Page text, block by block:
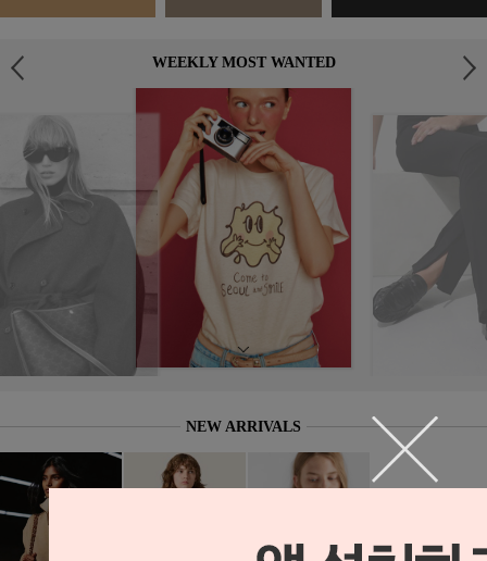
WEEKLY MOST WANTED
NEW ARRIVALS